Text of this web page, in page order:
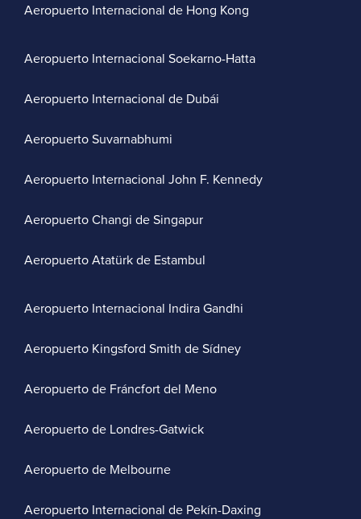
Aeropuerto Internacional de Hong Kong
Aeropuerto Internacional Soekarno-Hatta
Aeropuerto Internacional de Dubái
Aeropuerto Suvarnabhumi
Aeropuerto Internacional John F. Kennedy
Aeropuerto Changi de Singapur
Aeropuerto Atatürk de Estambul
Aeropuerto Internacional Indira Gandhi
Aeropuerto Kingsford Smith de Sídney
Aeropuerto de Fráncfort del Meno
Aeropuerto de Londres-Gatwick
Aeropuerto de Melbourne
Aeropuerto Internacional de Pekín-Daxing